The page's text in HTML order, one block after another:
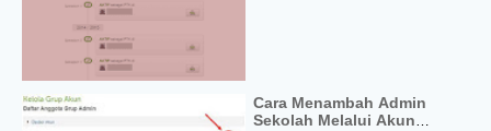
Cara Menambah Admin
Sekolah Melalui Akun